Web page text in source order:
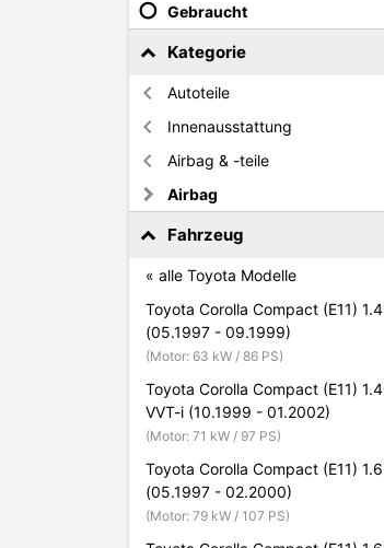
Gebraucht
Kategorie
Autoteile
Innenausstattung
Airbag & -teile
Airbag
Fahrzeug
« alle Toyota Modelle
Toyota Corolla Compact (E11) 1.4
(05.1997 - 09.1999)
(Motor: 63 kW / 86 PS)
Toyota Corolla Compact (E11) 1.4
VVT-i (10.1999 - 01.2002)
(Motor: 71 kW / 97 PS)
Toyota Corolla Compact (E11) 1.6
(05.1997 - 02.2000)
(Motor: 79 kW / 107 PS)